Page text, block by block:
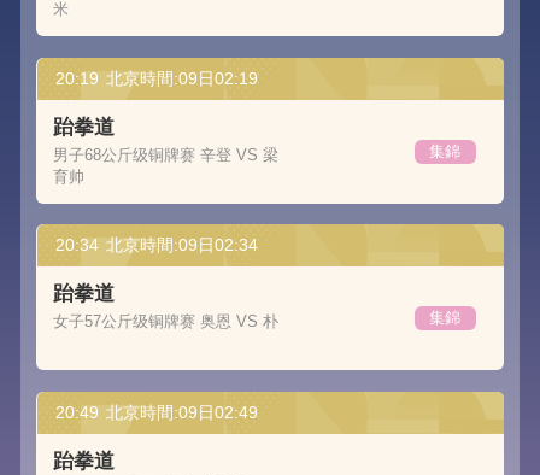
米
20:19 北京時間:09日02:19
跆拳道
男子68公斤级铜牌赛 辛登 VS 梁
育帅
集錦
20:34 北京時間:09日02:34
跆拳道
女子57公斤级铜牌赛 奥恩 VS 朴 集錦
20:49 北京時間:09日02:49
跆拳道